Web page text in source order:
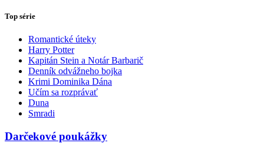
Top série
Romantické úteky
Harry Potter
Kapitán Stein a Notár Barbarič
Denník odvážneho bojka
Krimi Dominika Dána
Učím sa rozprávať
Duna
Smradi
Darčekové poukážky